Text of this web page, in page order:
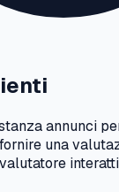
annunci
una